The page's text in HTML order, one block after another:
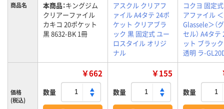
商品名 本商品：キングジム
クリアーファイル
カキコ 20ポケット
黒 8632-BK 1冊
アスクル クリアフ
ァイル A4タテ 24ポ
ケット クリアブラ
ック 黒 固定式 ユー
ロスタイル オリジ
ナル
コクヨ 固定
アファイル ＜
Glassele＞（
セル） A4タ
ット ブラッ
透明 ラ-
価格
(税込)
￥662
数量
￥155
数量 数量